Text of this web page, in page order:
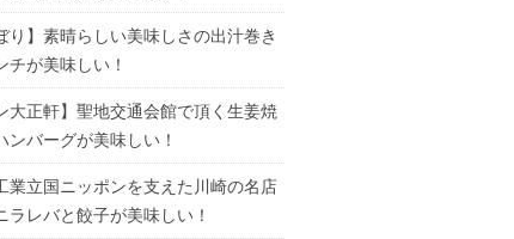
り】素晴らしい美味しさの出汁巻き
チが美味しい！
大正軒】聖地交通会館で頂く生姜焼
ンバーグが美味しい！
業立国ニッポンを支えた川崎の名店
ラレバと餃子が美味しい！